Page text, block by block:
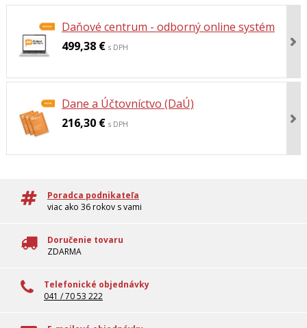
Daňové centrum - odborný online systém
499,38 € s DPH
Dane a Účtovníctvo (DaÚ)
216,30 € s DPH
Poradca podnikateľa
viac ako 36 rokov s vami
Doručenie tovaru
ZDARMA
Telefonické objednávky
041 / 70 53 222